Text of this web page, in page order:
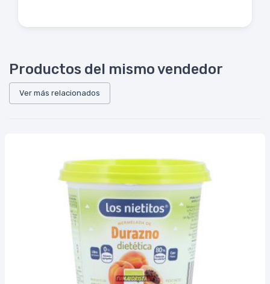
Productos del mismo vendedor
Ver más relacionados